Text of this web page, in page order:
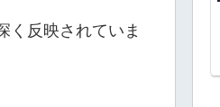
く反映されていま